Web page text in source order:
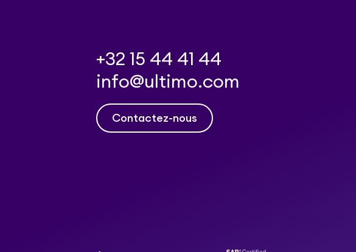
+32 15 44 41 44
info@ultimo.com
Contactez-nous